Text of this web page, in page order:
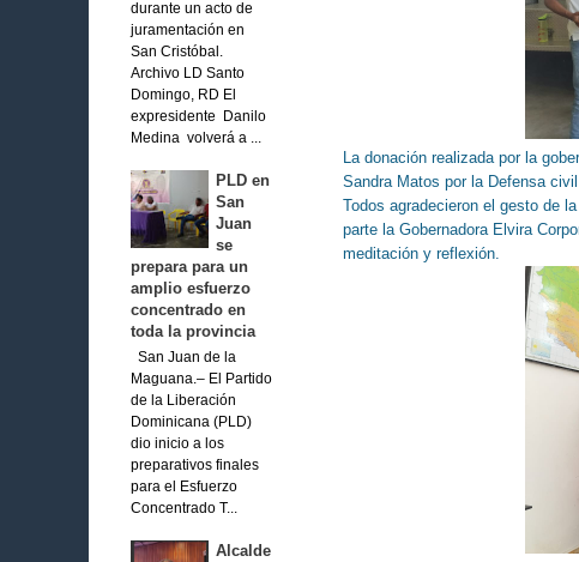
durante un acto de
juramentación en
San Cristóbal.
Archivo LD Santo
Domingo, RD El
expresidente Danilo
Medina volverá a ...
PLD en
San
Juan
se
prepara para un
amplio esfuerzo
concentrado en
toda la provincia
San Juan de la
Maguana.– El Partido
de la Liberación
Dominicana (PLD)
dio inicio a los
preparativos finales
para el Esfuerzo
Concentrado T...
Alcalde
La donación realizada por la
Sandra Matos por la Defensa
Todos agradecieron el gesto de
parte la Gobernadora Elvira
meditación y reflexión.